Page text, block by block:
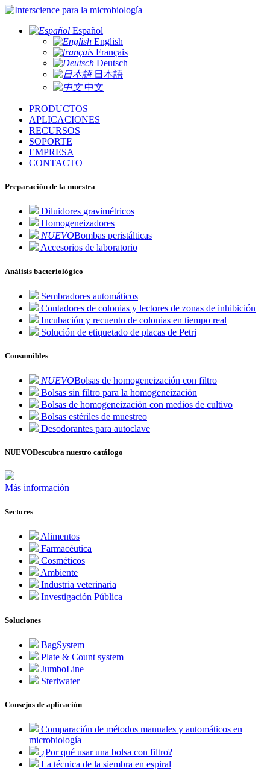
para la microbiología
Español
English
Français
Deutsch
日本語
中文
PRODUCTOS
APLICACIONES
RECURSOS
SOPORTE
EMPRESA
CONTACTO
Preparación de la muestra
Diluidores gravimétricos
Homogeneizadores
NUEVOBombas peristálticas
Accesorios de laboratorio
Análisis bacteriológico
Sembradores automáticos
Contadores de colonias y lectores de zonas de inhibición
Incubación y recuento de colonias en tiempo real
Solución de etiquetado de placas de Petri
Consumibles
NUEVOBolsas de homogeneización con filtro
Bolsas sin filtro para la homogeneización
Bolsas de homogeneización con medios de cultivo
Bolsas estériles de muestreo
Desodorantes para autoclave
NUEVODescubra nuestro catálogo
Más información
Sectores
Alimentos
Farmacéutica
Cosméticos
Ambiente
Industria veterinaria
Investigación Pública
Soluciones
BagSystem
Plate & Count system
JumboLine
Steriwater
Consejos de aplicación
Comparación de métodos manuales y automáticos en
microbiología
¿Por qué usar una bolsa con filtro?
La técnica de la siembra en espiral